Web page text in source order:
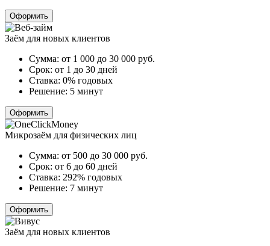
Оформить
Заём для новых клиентов
Сумма: от 1 000 до 30 000 руб.
Срок: от 1 до 30 дней
Ставка: 0% годовых
Решение: 5 минут
Оформить
Микрозаём для физических лиц
Сумма: от 500 до 30 000 руб.
Срок: от 6 до 60 дней
Ставка: 292% годовых
Решение: 7 минут
Оформить
Заём для новых клиентов